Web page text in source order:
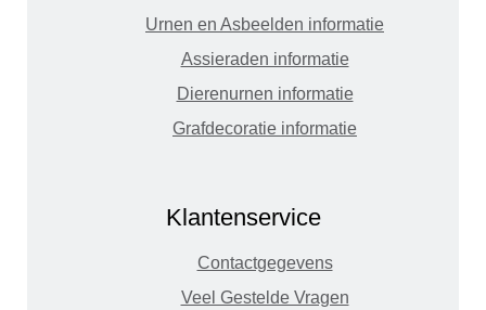
Urnen en Asbeelden informatie
Assieraden informatie
Dierenurnen informatie
Grafdecoratie informatie
Klantenservice
Contactgegevens
Veel Gestelde Vragen